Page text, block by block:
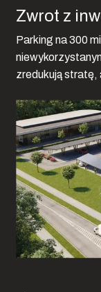
Zwrot z
Parking na 300
zredukują